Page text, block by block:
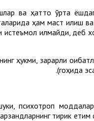
ва ҳатто ўрта
ҳам маст қилиш
қилмайди, деб
ҳукми, зарарли
(гоҳида
психотроп
тирик